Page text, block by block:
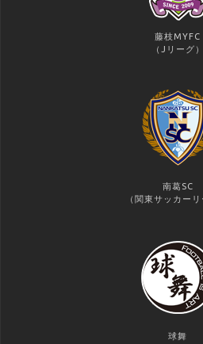
藤枝MYFC
（Jリーグ）
南葛SC
（関東サッカーリ
球舞